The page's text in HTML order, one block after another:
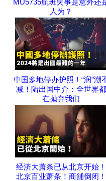
MU5735航班失事是意外还
人为？
中国多地停办护照！“润”潮
减！陆出国中介：全世界都
在抛弃我们
经济大萧条已从北京开始！
北京百业萧条！商舖倒闭！